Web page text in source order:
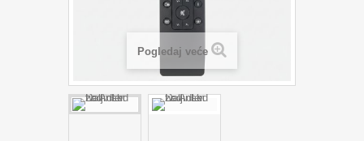
Pogledaj veće